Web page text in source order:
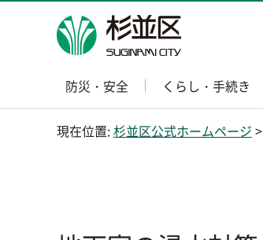
杉並区
防災・安全 くらし・手続き
現在位置:杉並区公式ホームページ >